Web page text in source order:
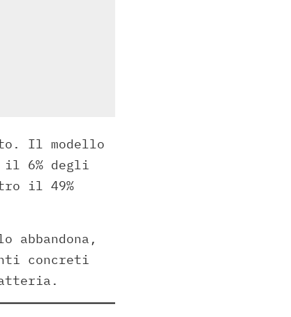
Il modello
il 6% degli
il 49%
abbandona,
concreti